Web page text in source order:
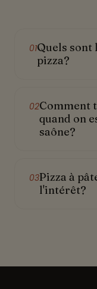
01Quels sont
pizza?
02Comment
quand on
saône?
03Pizza à
l'intérêt?